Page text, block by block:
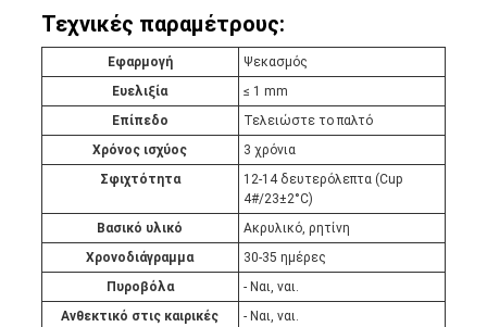
Τεχνικές παραμέτρους:
Εφαρμογή
Ψεκασμός
Ευελιξία
≤ 1 mm
Επίπεδο
Τελειώστε το παλτό
Χρόνος ισχύος
3 χρόνια
Σφιχτότητα
12-14 δευτερόλεπτα (Cup
4#/23±2°C)
Βασικό υλικό
Ακρυλικό, ρητίνη
Χρονοδιάγραμμα
30-35 ημέρες
Πυροβόλα
- Ναι, ναι.
Ανθεκτικό στις καιρικές
- Ναι, ναι.